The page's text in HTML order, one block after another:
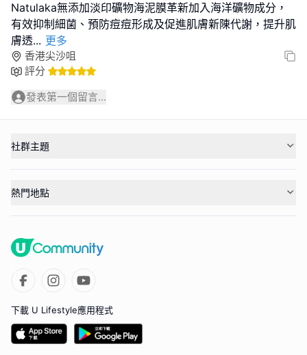
Natulaka無添加淡印礦物海泥膜革新加入海洋礦物成分，
有效抑制細菌、預防痘痘形成及促進肌膚新陳代謝，提升肌
膚透... 更多
香港尖沙咀
評分
發表第一個留言...
社群主題
熱門地點
下載 U Lifestyle應用程式